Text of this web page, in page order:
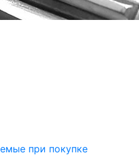
при покупке